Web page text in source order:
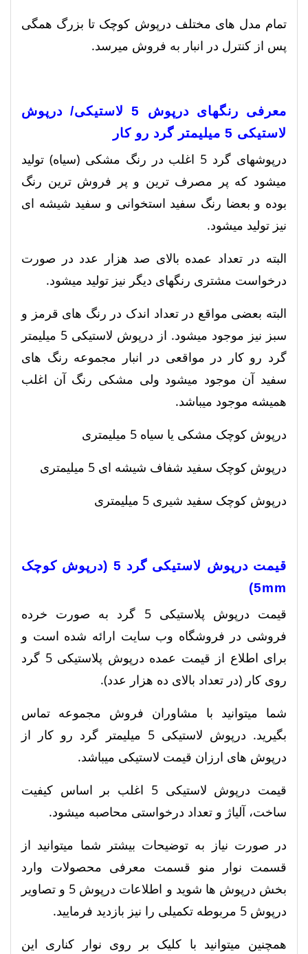
تمام مدل های مختلف درپوش کوچک تا بزرگ همگی
پس از کنترل در انبار به فروش میرسد.
معرفی رنگهای درپوش 5 لاستیکی/ درپوش
لاستیکی 5 میلیمتر گرد رو کار
درپوشهای گرد 5 اغلب در رنگ مشکی (سیاه) تولید
میشود که پر مصرف ترین و پر فروش ترین رنگ
بوده و بعضا رنگ سفید استخوانی و سفید شیشه ای
نیز تولید میشود.
البته در تعداد عمده بالای صد هزار عدد در صورت
درخواست مشتری رنگهای دیگر نیز تولید میشود.
البته بعضی مواقع در تعداد اندک در رنگ های قرمز و
سبز نیز موجود میشود. از درپوش لاستیکی 5 میلیمتر
گرد رو کار در مواقعی در انبار مجموعه رنگ های
سفید آن موجود میشود ولی مشکی رنگ آن اغلب
همیشه موجود میباشد.
درپوش کوچک مشکی یا سیاه 5 میلیمتری
درپوش کوچک سفید شفاف شیشه ای 5 میلیمتری
درپوش کوچک سفید شیری 5 میلیمتری
قیمت درپوش لاستیکی گرد 5 (درپوش کوچک
5mm)
قیمت درپوش پلاستیکی 5 گرد به صورت خرده
فروشی در فروشگاه وب سایت ارائه شده است و
برای اطلاع از قیمت عمده درپوش پلاستیکی 5 گرد
روی کار (در تعداد بالای ده هزار عدد).
شما میتوانید با مشاوران فروش مجموعه تماس
بگیرید. درپوش لاستیکی 5 میلیمتر گرد رو کار از
درپوش های ارزان قیمت لاستیکی میباشد.
قیمت درپوش لاستیکی 5 اغلب بر اساس کیفیت
ساخت، آلیاژ و تعداد درخواستی محاصبه میشود.
در صورت نیاز به توضیحات بیشتر شما میتوانید از
قسمت نوار منو قسمت معرفی محصولات وارد
بخش درپوش ها شوید و اطلاعات درپوش 5 و تصاویر
درپوش 5 مربوطه تکمیلی را نیز بازدید فرمایید.
همچنین میتوانید با کلیک بر روی نوار کناری این